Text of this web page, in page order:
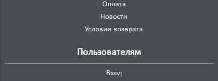
Оплата
Новости
Условия возврата
Пользователям
Вход